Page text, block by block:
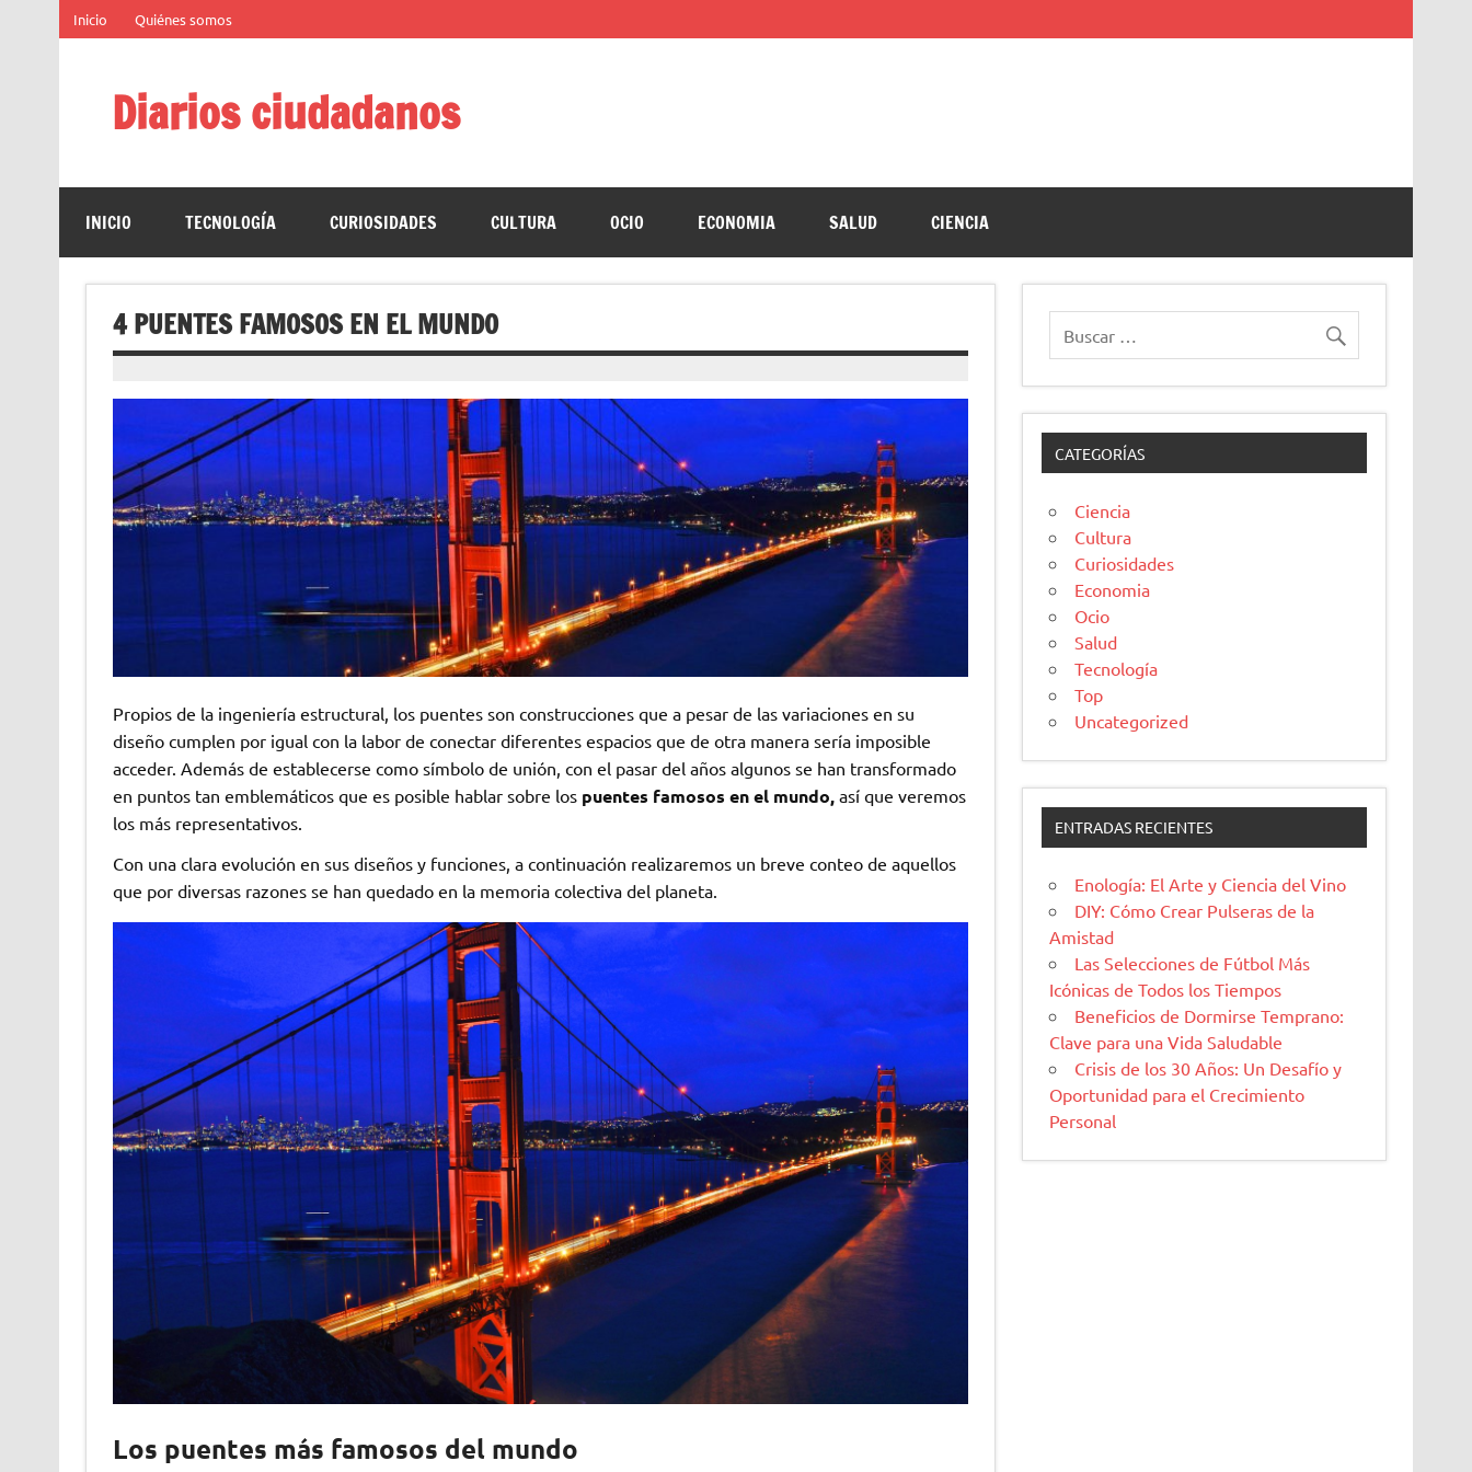
contenido
Inicio Quiénes somos
Diarios ciudadanos
INICIO TECNOLOGÍA CURIOSIDADES CULTURA OCIO ECONOMIA SALUD CIENCIA
4 PUENTES FAMOSOS EN EL MUNDO
Propios de la ingeniería estructural, los puentes son construcciones que a pesar de las variaciones en su
diseño cumplen por igual con la labor de conectar diferentes espacios que de otra manera sería imposible
acceder. Además de establecerse como símbolo de unión, con el pasar del años algunos se han transformado
en puntos tan emblemáticos que es posible hablar sobre los puentes famosos en el mundo, así que veremos
los más representativos.
Con una clara evolución en sus diseños y funciones, a continuación realizaremos un breve conteo de aquellos
que por diversas razones se han quedado en la memoria colectiva del planeta.
Los puentes más famosos del mundo
CATEGORÍAS
Ciencia
Cultura
Curiosidades
Economia
Ocio
Salud
Tecnología
Top
Uncategorized
ENTRADAS RECIENTES
Enología: El Arte y Ciencia del Vino
DIY: Cómo Crear Pulseras de la
Amistad
Las Selecciones de Fútbol Más
Icónicas de Todos los Tiempos
Beneficios de Dormirse Temprano:
Clave para una Vida Saludable
Crisis de los 30 Años: Un Desafío y
Oportunidad para el Crecimiento
Personal